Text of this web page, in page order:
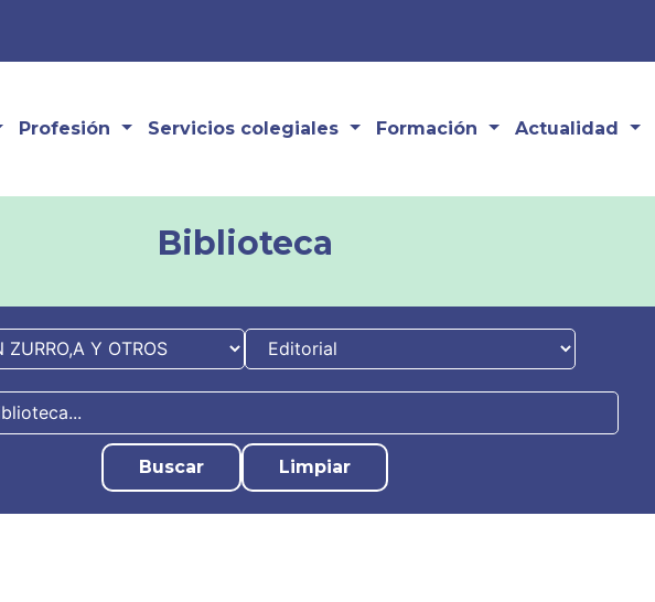
Profesión Servicios colegiales Formación Actualidad
Biblioteca
Buscar Limpiar